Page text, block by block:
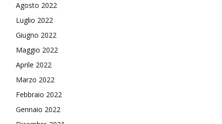
Agosto 2022
Luglio 2022
Giugno 2022
Maggio 2022
Aprile 2022
Marzo 2022
Febbraio 2022
Gennaio 2022